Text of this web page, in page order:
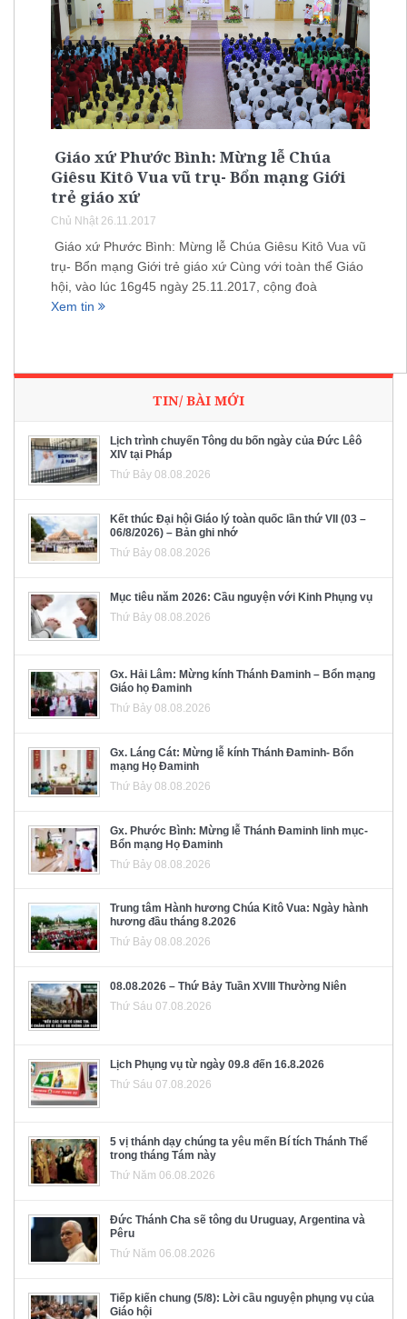
Giáo xứ Phước Bình: Mừng lễ Chúa
Giêsu Kitô Vua vũ trụ- Bổn mạng Giới
trẻ giáo xứ
Chủ Nhật 26.11.2017
Giáo xứ Phước Bình: Mừng lễ Chúa Giêsu Kitô Vua vũ
trụ- Bổn mạng Giới trẻ giáo xứ Cùng với toàn thể Giáo
hội, vào lúc 16g45 ngày 25.11.2017, cộng đoà
Xem tin
TIN/ BÀI MỚI
Lịch trình chuyến Tông du bốn ngày của Đức Lêô
XIV tại Pháp
Thứ Bảy 08.08.2026
Kết thúc Đại hội Giáo lý toàn quốc lần thứ VII (03 –
06/8/2026) – Bản ghi nhớ
Thứ Bảy 08.08.2026
Mục tiêu năm 2026: Cầu nguyện với Kinh Phụng vụ
Thứ Bảy 08.08.2026
Gx. Hải Lâm: Mừng kính Thánh Đaminh – Bổn mạng
Giáo họ Đaminh
Thứ Bảy 08.08.2026
Gx. Láng Cát: Mừng lễ kính Thánh Đaminh- Bổn
mạng Họ Đaminh
Thứ Bảy 08.08.2026
Gx. Phước Bình: Mừng lễ Thánh Đaminh linh mục-
Bổn mạng Họ Đaminh
Thứ Bảy 08.08.2026
Trung tâm Hành hương Chúa Kitô Vua: Ngày hành
hương đầu tháng 8.2026
Thứ Bảy 08.08.2026
08.08.2026 – Thứ Bảy Tuần XVIII Thường Niên
Thứ Sáu 07.08.2026
Lịch Phụng vụ từ ngày 09.8 đến 16.8.2026
Thứ Sáu 07.08.2026
5 vị thánh dạy chúng ta yêu mến Bí tích Thánh Thể
trong tháng Tám này
Thứ Năm 06.08.2026
Đức Thánh Cha sẽ tông du Uruguay, Argentina và
Pêru
Thứ Năm 06.08.2026
Tiếp kiến chung (5/8): Lời cầu nguyện phụng vụ của
Giáo hội